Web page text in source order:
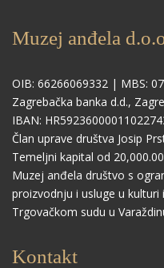
Muzej anđela
OIB: 66266069332 | MBS:
Zagrebačka banka d.d.,
IBAN:
Član uprave društva Josip
Temeljni kapital od
Muzej anđela društvo s
proizvodnju i usluge u
Trgovačkom sudu u
Kontakt